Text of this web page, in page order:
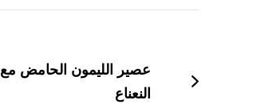
التدويناتعصير الليمون الحامض مع
النعناع